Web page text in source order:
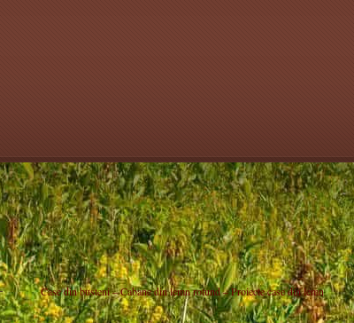
Case din busteni – Cabane din lemn rotund – Proiecte case din lemn